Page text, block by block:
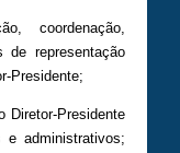
coordenação,
de representação
Presidente;
Diretor-Presidente
administrativos;